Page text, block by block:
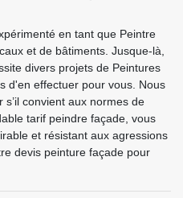
en tant que Peintre
et de bâtiments. Jusque-là,
divers projets de Peintures
d'en effectuer pour vous. Nous
convient aux normes de
tarif peindre façade, vous
et résistant aux agressions
devis peinture façade pour